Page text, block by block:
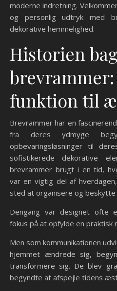
moderne indretning.
og personlig udtryk med
dekorative hemmelighed.
Historien
funktion til
Brevrammer har en
fra deres ydmyge
opbevaringsløsninger til
sofistikerede dekorative
brevrammer brugt i en tid,
var en vigtig del af
sted at organisere og
Dengang var designet ofte
fokus på at opfylde en praktisk
Men som kommunikationen
hjemmet ændrede sig,
transformere sig. De blev
begyndte at afspejle tidens